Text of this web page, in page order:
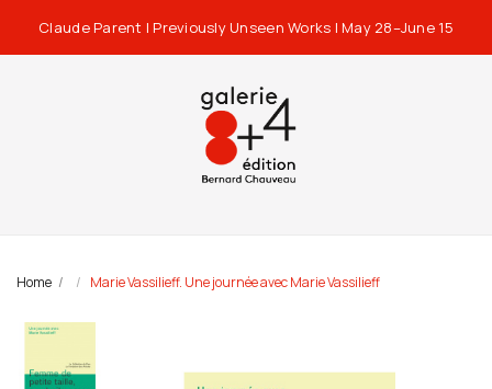
Claude Parent | Previously Unseen Works | May 28–June 15
Home Marie Vassilieff. Une journée avec Marie Vassilieff